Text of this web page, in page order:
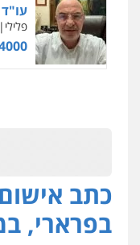
פלילי
כתב
בפרארי,